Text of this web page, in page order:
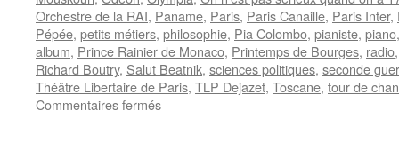
Orchestre de la RAI, Paname, Paris, Paris Canaille, Paris Inter,
Pépée, petits métiers, philosophie, Pia Colombo, pianiste, piano
album, Prince Rainier de Monaco, Printemps de Bourges, radio
Richard Boutry, Salut Beatnik, sciences politiques, seconde
Théâtre Libertaire de Paris, TLP Dejazet, Toscane, tour de
Commentaires ferméssur